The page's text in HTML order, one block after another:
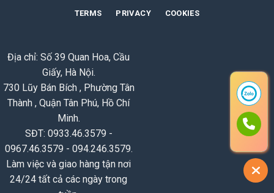
TERMS PRIVACY COOKIES
Địa chỉ: Số 39 Quan Hoa, Cầu
Giấy, Hà Nội.
730 Lũy Bán Bích , Phường Tân
Thành , Quận Tân Phú, Hồ Chí
Minh.
SĐT: 0933.46.3579 -
0967.46.3579 - 094.246.3579.
Làm việc và giao hàng tận nơi
24/24 tất cả các ngày trong